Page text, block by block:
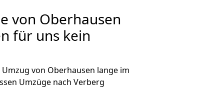
von Oberhausen
für uns kein
von Oberhausen lange im
Umzüge nach Verberg